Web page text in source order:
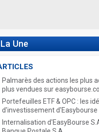
Une
Palmarès des actions les plus
plus vendues sur
Portefeuilles ETF & OPC : les
d'investissement
Internalisation d'EasyBourse